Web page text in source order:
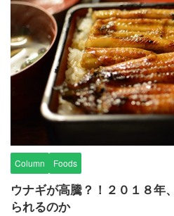
Column Foods
ウナギが高騰？！２０１８年
られるのか